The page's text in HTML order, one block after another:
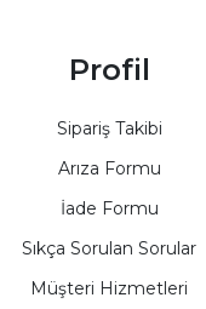
Profil
Sipariş Takibi
Arıza Formu
İade Formu
Sıkça Sorulan Sorular
Müşteri Hizmetleri